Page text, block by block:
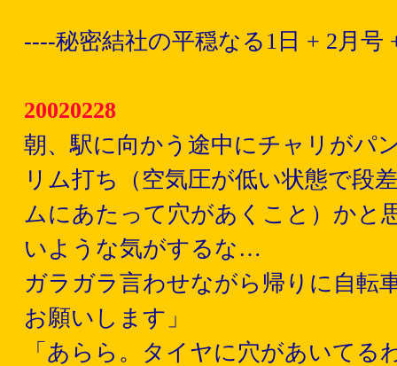
----秘密結社の平穏なる1日 + 2月号
20020228
朝、駅に向かう途中にチャリがパ
リム打ち（空気圧が低い状態で段
ムにあたって穴があくこと）かと
いような気がするな…
ガラガラ言わせながら帰りに自転
お願いします」
「あらら。タイヤに穴があいてる